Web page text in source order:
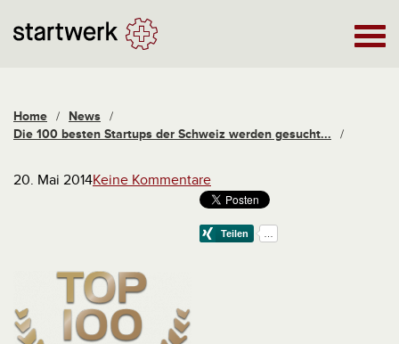
Home / News /
Die 100 besten Startups der Schweiz werden gesucht...
/
20. Mai 2014Keine Kommentare